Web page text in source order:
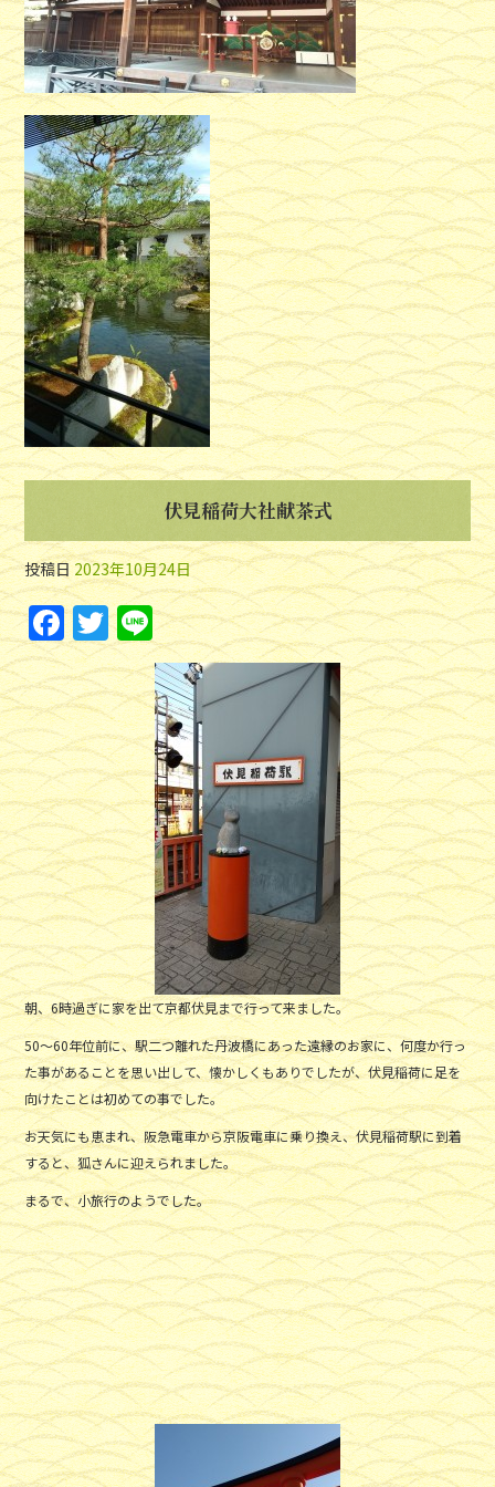
伏見稲荷大社献茶式
投稿日2023年10月24日
F
a
c
e
b
o
o
k
T
w
itt
er
Li
n
e
朝、6時過ぎに家を出て京都伏見まで行って来ました。
50～60年位前に、駅二つ離れた丹波橋にあった遠縁のお家に、何度か行っ
た事があることを思い出して、懐かしくもありでしたが、伏見稲荷に足を
向けたことは初めての事でした。
お天気にも恵まれ、阪急電車から京阪電車に乗り換え、伏見稲荷駅に到着
すると、狐さんに迎えられました。
まるで、小旅行のようでした。